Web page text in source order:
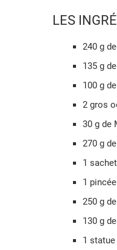
LES
240 g
135 g
100 g
2 gros
30 g de
270 g
1
1
250 g
130 g
1